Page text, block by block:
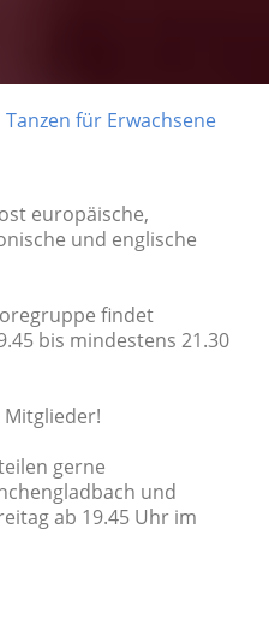
Tanzen für Erwachsene
europäische,
und englische
findet
bis mindestens 21.30
gerne
und
ab 19.45 Uhr im